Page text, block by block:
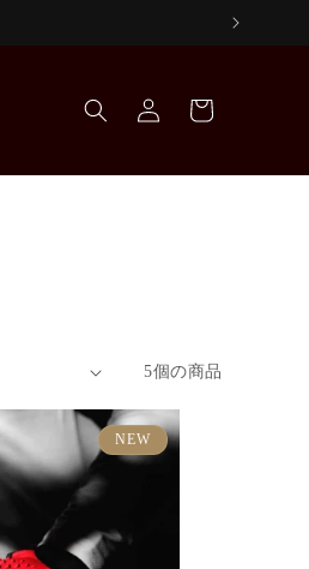
グ
イ
ー
5個の商品
NEW